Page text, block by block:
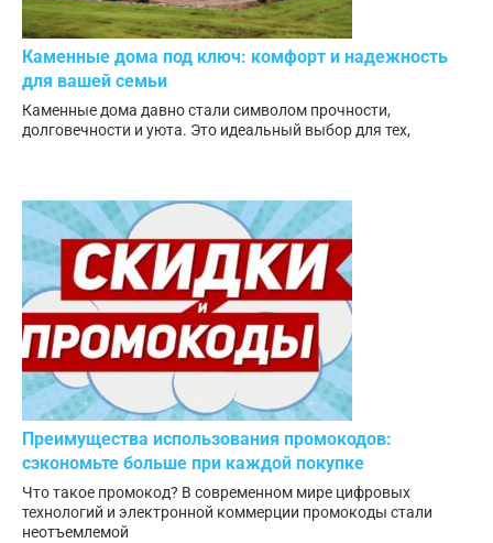
Каменные дома под ключ: комфорт и надежность
для вашей семьи
Каменные дома давно стали символом прочности,
долговечности и уюта. Это идеальный выбор для тех,
Преимущества использования промокодов:
сэкономьте больше при каждой покупке
Что такое промокод? В современном мире цифровых
технологий и электронной коммерции промокоды стали
неотъемлемой